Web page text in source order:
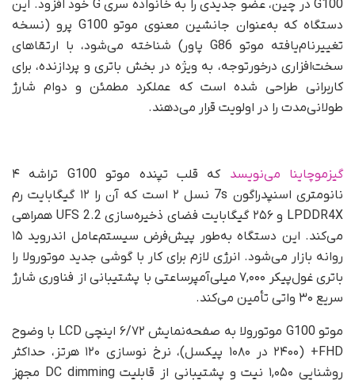
G100 در چین، عضو جدیدی را به خانواده سری G خود افزود. این
دستگاه که به‌عنوان جانشین معنوی موتو G100 پرو (نسخه
تغییرنام‌یافته موتو G86 پاور) شناخته می‌شود، با ارتقاهای
سخت‌افزاری درخورتوجه، به ویژه در بخش باتری و پردازنده، برای
کاربرانی طراحی شده است که عملکرد مطمئن و دوام شارژ
طولانی‌مدت را در اولویت قرار می‌دهند.
گیزموچاینا می‌نویسد
که قلب تپنده موتو G100 تراشه ۴
نانومتری اسنپدراگون 7s نسل ۲ است که آن را ۱۲ گیگابایت رم
LPDDR4X و ۲۵۶ گیگابایت فضای ذخیره‌سازی UFS 2.2 همراهی
می‌کند. این دستگاه به‌طور پیش‌فرض سیستم‌عامل اندروید ۱۵
روانه بازار می‌شود. انرژی لازم برای کار با گوشی جدید موتورولا را
باتری غول‌پیکر ۷,۰۰۰ میلی‌آمپرساعتی با پشتیبانی از فناوری شارژ
سریع ۳۰ واتی تأمین می‌کند.
موتو G100 موتورولا به صفحه‌نمایش ۶/۷۲ اینچی LCD با وضوح
FHD+ (۲۴۰۰ در ۱۰۸۰ پیکسل)، نرخ نوسازی ۱۲۰ هرتز، حداکثر
روشنایی ۱,۰۵۰ نیت و پشتیبانی از قابلیت DC dimming مجهز